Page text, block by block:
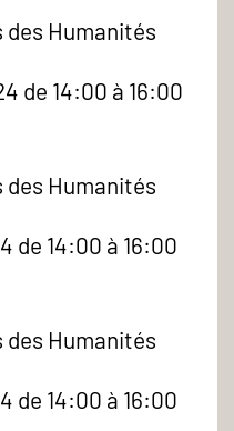
des Humanités
de 14:00 à 16:00
des Humanités
de 14:00 à 16:00
des Humanités
de 14:00 à 16:00